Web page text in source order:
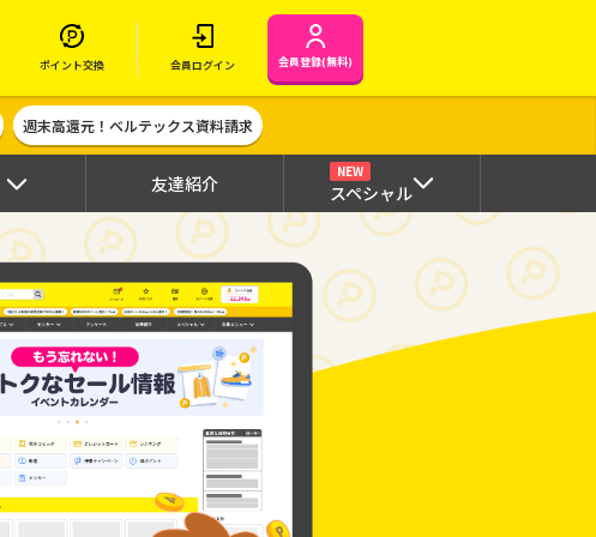
ポイント交換 会員ログイン 会員登録(無料)
週末高還元！ベルテックス資料請求
友達紹介
NEW
スペシャル